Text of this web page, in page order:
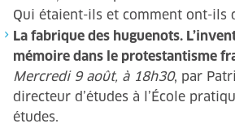
Qui étaient-ils et comment ont-ils
La fabrique des huguenots.
mémoire dans le protestantisme
Mercredi 9 août, à 18h30, par
directeur d’études à l’École
études.